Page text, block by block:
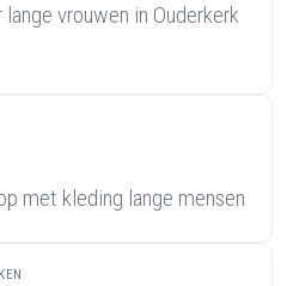
lange vrouwen in Ouderkerk
met kleding lange mensen